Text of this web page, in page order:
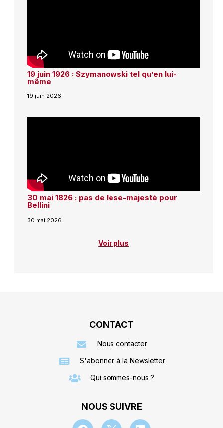
19 juin 1926 : Szymanowski tel qu’en lui-
même
19 juin 2026
30 mai 1826 : pas de lèse-majesté pour
Bellini
30 mai 2026
Voir plus
CONTACT
Nous contacter
S'abonner à la Newsletter
Qui sommes-nous ?
NOUS SUIVRE